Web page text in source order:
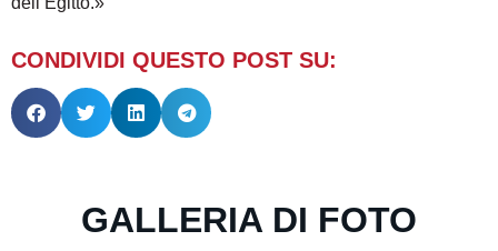
CONDIVIDI QUESTO POST SU:
GALLERIA DI FOTO